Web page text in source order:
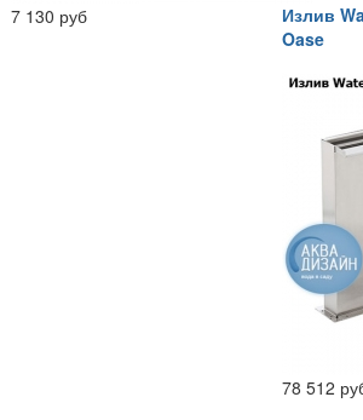
7 130 руб
Излив
Oase
78 512